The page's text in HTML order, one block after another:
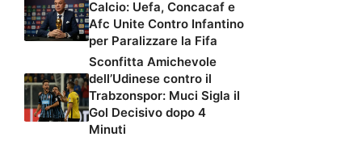
Calcio: Uefa, Concacaf e
Afc Unite Contro Infantino
per Paralizzare la Fifa
Sconfitta Amichevole
dell’Udinese contro il
Trabzonspor: Muci Sigla il
Gol Decisivo dopo 4
Minuti